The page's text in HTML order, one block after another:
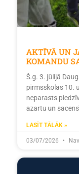
AKTĪVĀ UN
KOMANDU
Š.g. 3. jūlijā
pirmsskolas 10.
neparasts
azartu un
LASĪT TĀLĀK »
03/07/2026